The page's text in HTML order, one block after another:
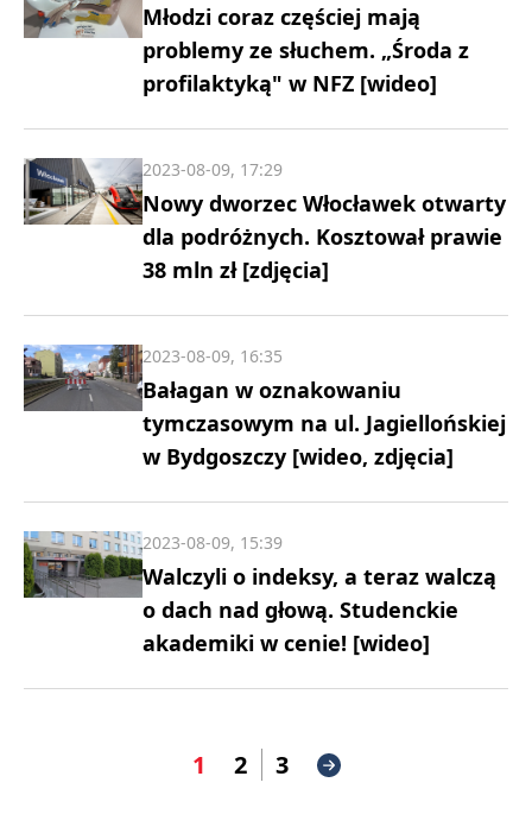
Młodzi coraz częściej mają
problemy ze słuchem. „Środa z
profilaktyką" w NFZ [wideo]
Nowy dworzec Włocławek otwarty
dla podróżnych. Kosztował prawie
38 mln zł [zdjęcia]
2023-08-09, 17:29
Bałagan w oznakowaniu
tymczasowym na ul. Jagiellońskiej
w Bydgoszczy [wideo, zdjęcia]
2023-08-09, 16:35
Walczyli o indeksy, a teraz walczą
o dach nad głową. Studenckie
akademiki w cenie! [wideo]
2023-08-09, 15:39
1 2 3